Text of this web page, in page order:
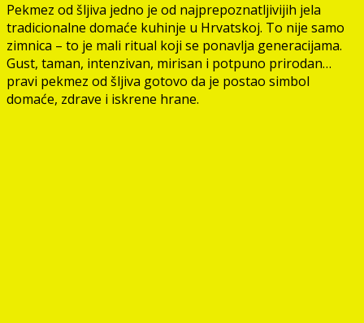
Pekmez od šljiva jedno je od najprepoznatljivijih jela
tradicionalne domaće kuhinje u Hrvatskoj. To nije samo
zimnica – to je mali ritual koji se ponavlja generacijama.
Gust, taman, intenzivan, mirisan i potpuno prirodan…
pravi pekmez od šljiva gotovo da je postao simbol
domaće, zdrave i iskrene hrane.